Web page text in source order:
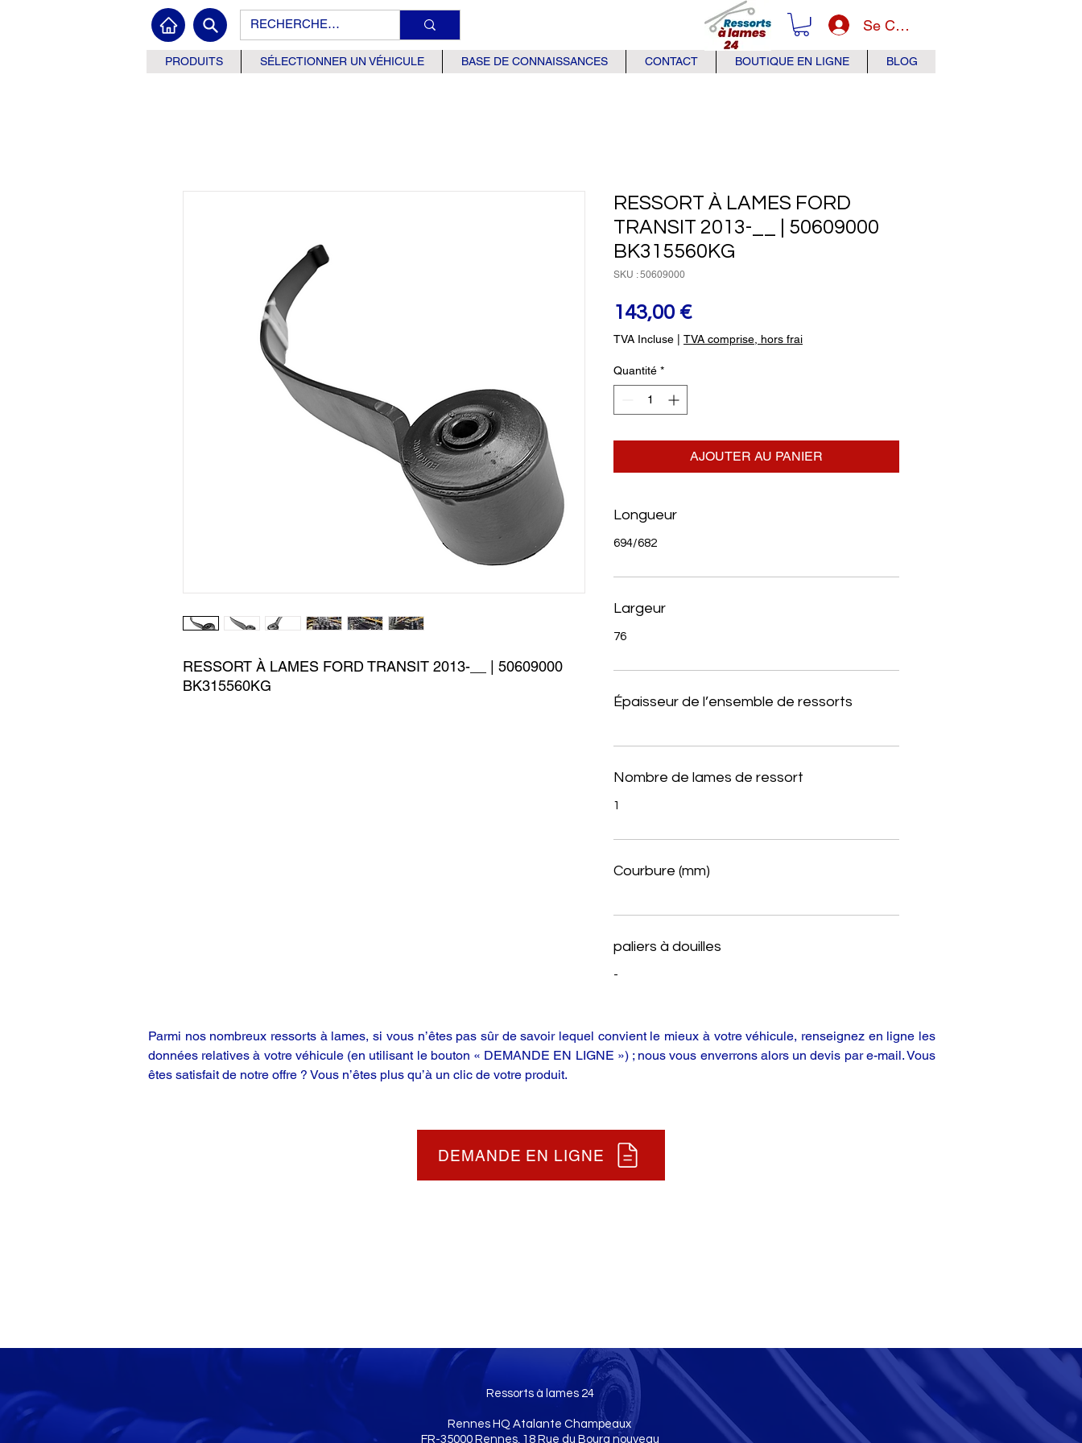
Se Connecter
PRODUITS SÉLECTIONNER UN VÉHICULE BASE DE CONNAISSANCES CONTACT BOUTIQUE EN LIGNE BLOG
RESSORT À LAMES FORD TRANSIT 2013-__ | 50609000
BK315560KG
RESSORT À LAMES FORD
TRANSIT 2013-__ | 50609000
BK315560KG
SKU : 50609000
143,00 €Prix
TVA Incluse TVA comprise, hors frai
Quantité *
AJOUTER AU PANIER
Longueur
694/682
Largeur
76
Épaisseur de l’ensemble de ressorts
Nombre de lames de ressort
1
Courbure (mm)
paliers à douilles
-
Parmi nos nombreux ressorts à lames, si vous n’êtes pas sûr de savoir lequel convient le mieux à votre véhicule, renseignez en ligne les
données relatives à votre véhicule (en utilisant le bouton « DEMANDE EN LIGNE ») ; nous vous enverrons alors un devis par e-mail. Vous
êtes satisfait de notre offre ? Vous n’êtes plus qu’à un clic de votre produit.
DEMANDE EN LIGNE
Ressorts à lames 24
Rennes HQ Atalante Champeaux
FR-35000 Rennes, 18 Rue du Bourg nouveau